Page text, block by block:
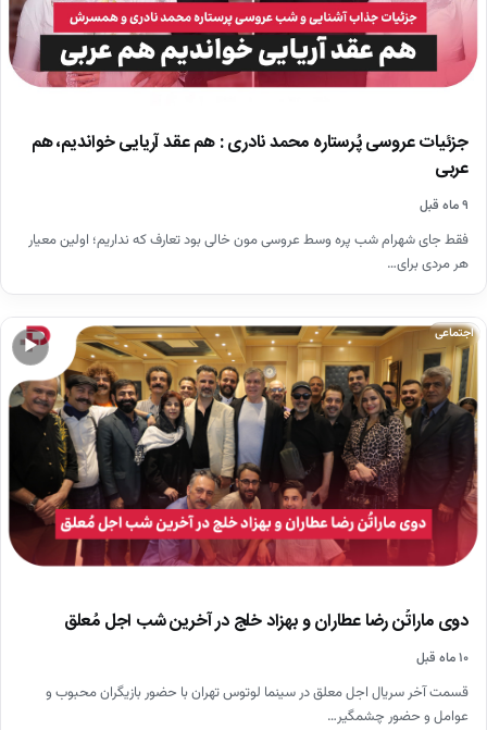
جزئیات عروسی پُرستاره محمد نادری : هم عقد آریایی خواندیم، هم
عربی
۹ ماه قبل
فقط جای شهرام شب پره وسط عروسی مون خالی بود تعارف که نداریم؛ اولین معیار
هر مردی برای…
▶
اجتماعی
دوی ماراتُن رضا عطاران و بهزاد خلج در آخرین شب اجل مُعلق
۱۰ ماه قبل
قسمت آخر سریال اجل معلق در سینما لوتوس تهران با حضور بازیگران محبوب و
عوامل و حضور چشمگیر…